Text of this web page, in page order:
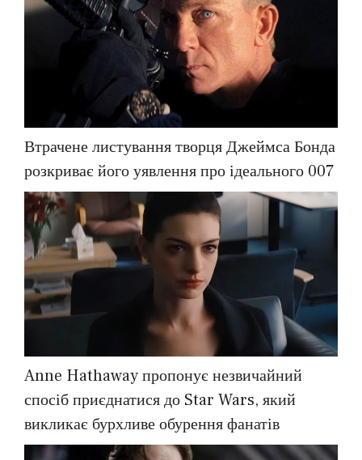
Втрачене листування творця Джеймса Бонда
розкриває його уявлення про ідеального 007
Anne Hathaway пропонує незвичайний
спосіб приєднатися до Star Wars, який
викликає бурхливе обурення фанатів